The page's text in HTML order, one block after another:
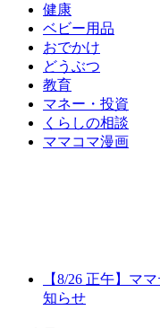
健康
ベビー用品
おでかけ
どうぶつ
教育
マネー・投資
くらしの相談
ママコマ漫画
【8/26 正午】マ
知らせ